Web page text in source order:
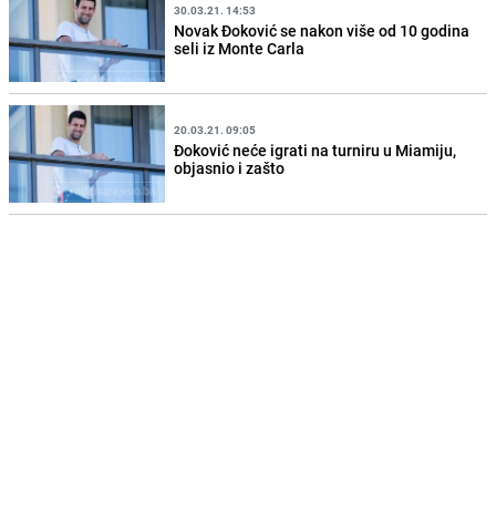
30.03.21. 14:53
Novak Đoković se nakon više od 10 godina
seli iz Monte Carla
20.03.21. 09:05
Đoković neće igrati na turniru u Miamiju,
objasnio i zašto